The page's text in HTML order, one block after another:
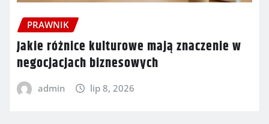
PRAWNIK
Jakie różnice kulturowe mają znaczenie w
negocjacjach biznesowych
admin lip 8, 2026